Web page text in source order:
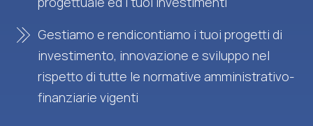
Gestiamo e rendicontiamo i tuoi progetti di
investimento, innovazione e sviluppo nel
rispetto di tutte le normative amministrativo-
finanziarie vigenti